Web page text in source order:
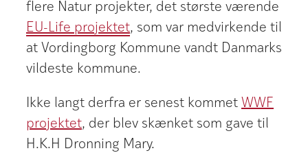
flere Natur projekter, det største værende
EU-Life projektet, som var medvirkende til
at Vordingborg Kommune vandt Danmarks
vildeste kommune.
Ikke langt derfra er senest kommet WWF
projektet, der blev skænket som gave til
H.K.H Dronning Mary.